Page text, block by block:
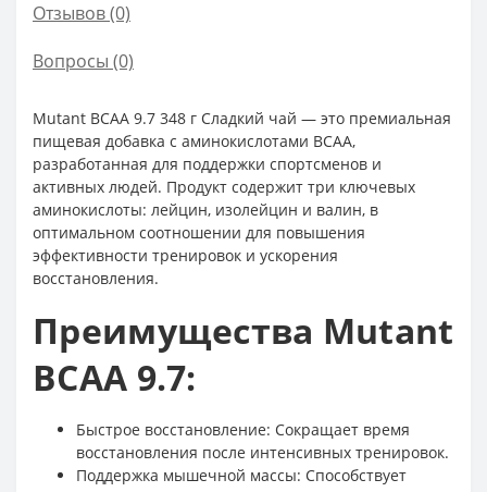
Отзывов (0)
Вопросы (0)
Mutant BCAA 9.7 348 г Сладкий чай — это премиальная
пищевая добавка с аминокислотами BCAA,
разработанная для поддержки спортсменов и
активных людей. Продукт содержит три ключевых
аминокислоты: лейцин, изолейцин и валин, в
оптимальном соотношении для повышения
эффективности тренировок и ускорения
восстановления.
Преимущества Mutant
BCAA 9.7:
Быстрое восстановление: Сокращает время
восстановления после интенсивных тренировок.
Поддержка мышечной массы: Способствует